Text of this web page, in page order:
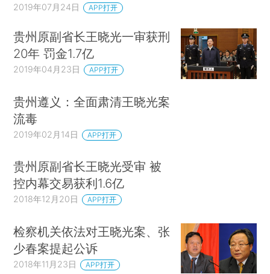
2019年07月24日 APP打开
贵州原副省长王晓光一审获刑
20年 罚金1.7亿
2019年04月23日 APP打开
贵州遵义：全面肃清王晓光案
流毒
2019年02月14日 APP打开
贵州原副省长王晓光受审 被
控内幕交易获利1.6亿
2018年12月20日 APP打开
检察机关依法对王晓光案、张
少春案提起公诉
2018年11月23日 APP打开